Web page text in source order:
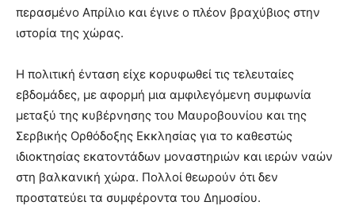
περασμένο Απρίλιο και έγινε ο πλέον βραχύβιος στην
ιστορία της χώρας.
Η πολιτική ένταση είχε κορυφωθεί τις τελευταίες
εβδομάδες, με αφορμή μια αμφιλεγόμενη συμφωνία
μεταξύ της κυβέρνησης του Μαυροβουνίου και της
Σερβικής Ορθόδοξης Εκκλησίας για το καθεστώς
ιδιοκτησίας εκατοντάδων μοναστηριών και ιερών ναών
στη βαλκανική χώρα. Πολλοί θεωρούν ότι δεν
προστατεύει τα συμφέροντα του Δημοσίου.